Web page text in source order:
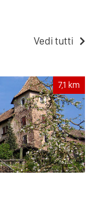
Vedi tutti
7,1 km